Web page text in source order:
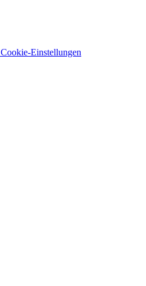
Cookie-Einstellungen